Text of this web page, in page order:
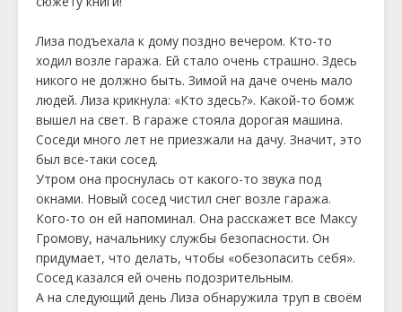
Лиза подъехала к дому поздно вечером. Кто-то
ходил возле гаража. Ей стало очень страшно. Здесь
никого не должно быть. Зимой на даче очень мало
людей. Лиза крикнула: «Кто здесь?». Какой-то бомж
вышел на свет. В гараже стояла дорогая машина.
Соседи много лет не приезжали на дачу. Значит, это
был все-таки сосед.
Утром она проснулась от какого-то звука под
окнами. Новый сосед чистил снег возле гаража.
Кого-то он ей напоминал. Она расскажет все Максу
Громову, начальнику службы безопасности. Он
придумает, что делать, чтобы «обезопасить себя».
Сосед казался ей очень подозрительным.
А на следующий день Лиза обнаружила труп в своём